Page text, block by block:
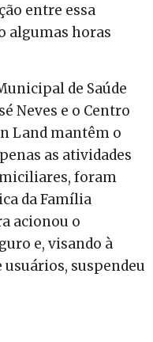
entre essa
algumas horas
de Saúde
Neves e o Centro
Land mantêm o
as atividades
foram
da Família
acionou o
e, visando à
suspendeu